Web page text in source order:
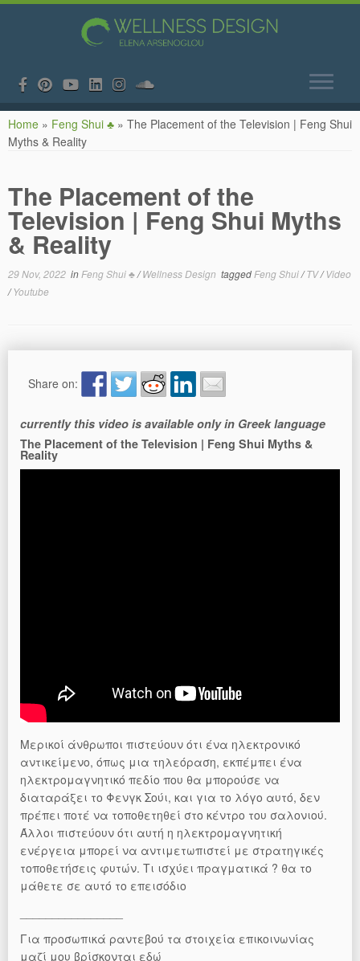
Skip
to
Home » Feng Shui ♣ » The Placement of the Television | Feng Shui
Myths & Reality
The Placement of the
Television | Feng Shui Myths
& Reality
29 Nov, 2022 in Feng Shui ♣/Wellness Design tagged Feng Shui/TV/Video
/Youtube
Share on:
currently this video is available only in Greek language
The Placement of the Television | Feng Shui Myths &
Reality
Μερικοί άνθρωποι πιστεύουν ότι ένα ηλεκτρονικό
αντικείμενο, όπως μια τηλεόραση, εκπέμπει ένα
ηλεκτρομαγνητικό πεδίο που θα μπορούσε να
διαταράξει το Φενγκ Σούι, και για το λόγο αυτό, δεν
πρέπει ποτέ να τοποθετηθεί στο κέντρο του σαλονιού.
Άλλοι πιστεύουν ότι αυτή η ηλεκτρομαγνητική
ενέργεια μπορεί να αντιμετωπιστεί με στρατηγικές
τοποθετήσεις φυτών. Τι ισχύει πραγματικά ? θα το
μάθετε σε αυτό το επεισόδιο
Για προσωπικά ραντεβού τα στοιχεία επικοινωνίας
μαζί μου βρίσκονται εδώ